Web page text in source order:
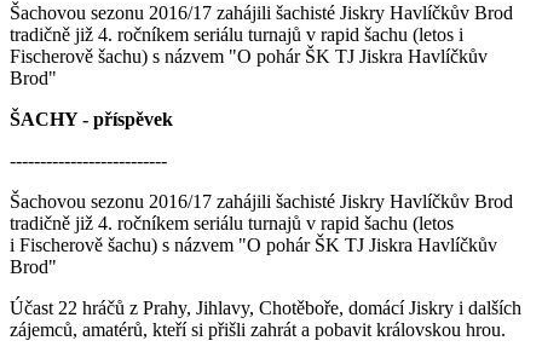
Šachovou sezonu 2016/17 zahájili šachisté Jiskry Havlíčkův Brod
tradičně již 4. ročníkem seriálu turnajů v rapid šachu (letos i
Fischerově šachu) s názvem "O pohár ŠK TJ Jiskra Havlíčkův
Brod"
ŠACHY - příspěvek
--------------------------
Šachovou sezonu 2016/17 zahájili šachisté Jiskry Havlíčkův Brod
tradičně již 4. ročníkem seriálu turnajů v rapid šachu (letos
i Fischerově šachu) s názvem "O pohár ŠK TJ Jiskra Havlíčkův
Brod"
Účast 22 hráčů z Prahy, Jihlavy, Chotěboře, domácí Jiskry i dalších
zájemců, amatérů, kteří si přišli zahrát a pobavit královskou hrou.